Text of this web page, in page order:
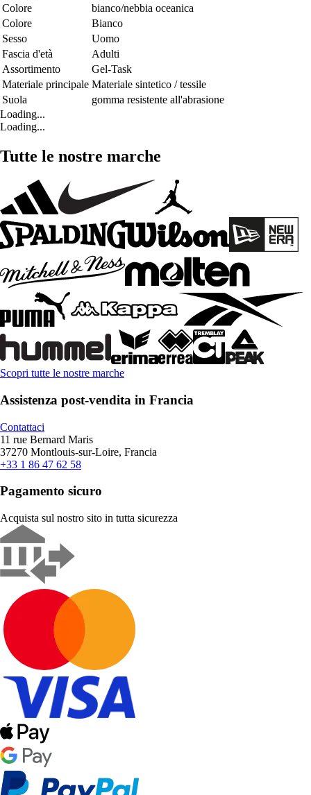
Colore
bianco/nebbia oceanica
Colore
Bianco
Sesso
Uomo
Fascia d'età
Adulti
Assortimento
Gel-Task
Materiale principale Materiale sintetico / tessile
Suola
gomma resistente all'abrasione
Loading...
Loading...
Tutte le nostre marche
Scopri tutte le nostre marche
Assistenza post-vendita in Francia
Contattaci
11 rue Bernard Maris
37270 Montlouis-sur-Loire, Francia
+33 1 86 47 62 58
Pagamento sicuro
Acquista sul nostro sito in tutta sicurezza